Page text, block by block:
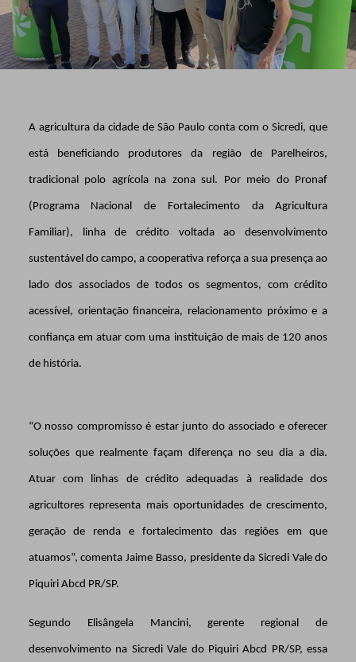
A agricultura da cidade de São Paulo conta com o Sicredi, que
está beneficiando produtores da região de Parelheiros,
tradicional polo agrícola na zona sul. Por meio do Pronaf
(Programa Nacional de Fortalecimento da Agricultura
Familiar), linha de crédito voltada ao desenvolvimento
sustentável do campo, a cooperativa reforça a sua presença ao
lado dos associados de todos os segmentos, com crédito
acessível, orientação financeira, relacionamento próximo e a
confiança em atuar com uma instituição de mais de 120 anos
de história.
“O nosso compromisso é estar junto do associado e oferecer
soluções que realmente façam diferença no seu dia a dia.
Atuar com linhas de crédito adequadas à realidade dos
agricultores representa mais oportunidades de crescimento,
geração de renda e fortalecimento das regiões em que
atuamos”, comenta Jaime Basso, presidente da Sicredi Vale do
Piquiri Abcd PR/SP.
Segundo Elisângela Mancini, gerente regional de
desenvolvimento na Sicredi Vale do Piquiri Abcd PR/SP, essa